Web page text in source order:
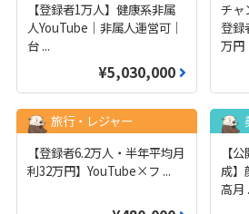
【登録者1万人】健康系非属
人YouTube｜非属人運営可｜
台 ...
¥5,030,000
チャ
登録
万円
旅行・レジャー
【登録者6.2万人・半年平均月
利32万円】YouTube×フ ...
【
成】
高月